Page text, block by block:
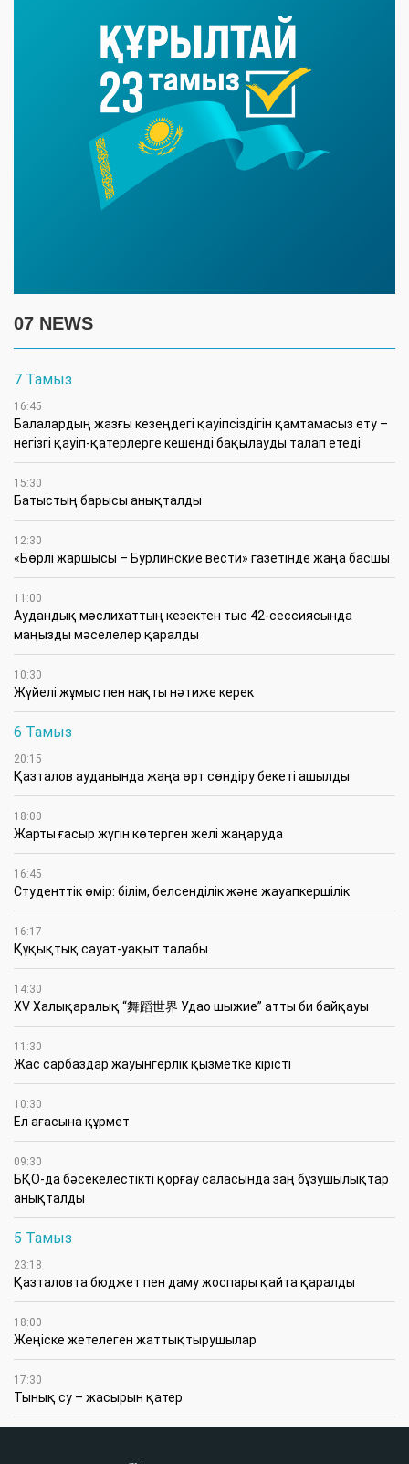
07 NEWS
7 Тамыз
16:45
Балалардың жазғы кезеңдегі қауіпсіздігін қамтамасыз ету –
негізгі қауіп-қатерлерге кешенді бақылауды талап етеді
15:30
Батыстың барысы анықталды
12:30
«Бөрлі жаршысы – Бурлинские вести» газетінде жаңа басшы
11:00
Аудандық мәслихаттың кезектен тыс 42-сессиясында
маңызды мәселелер қаралды
10:30
Жүйелі жұмыс пен нақты нәтиже керек
6 Тамыз
20:15
Қазталов ауданында жаңа өрт сөндіру бекеті ашылды
18:00
Жарты ғасыр жүгін көтерген желі жаңаруда
16:45
Студенттік өмір: білім, белсенділік және жауапкершілік
16:17
Құқықтық сауат-уақыт талабы
14:30
XV Халықаралық “舞蹈世界 Удао шыжие” атты би байқауы
11:30
Жас сарбаздар жауынгерлік қызметке кірісті
10:30
Ел ағасына құрмет
09:30
БҚО-да бәсекелестікті қорғау саласында заң бұзушылықтар
анықталды
5 Тамыз
23:18
Қазталовта бюджет пен даму жоспары қайта қаралды
18:00
Жеңіске жетелеген жаттықтырушылар
17:30
Тынық су – жасырын қатер